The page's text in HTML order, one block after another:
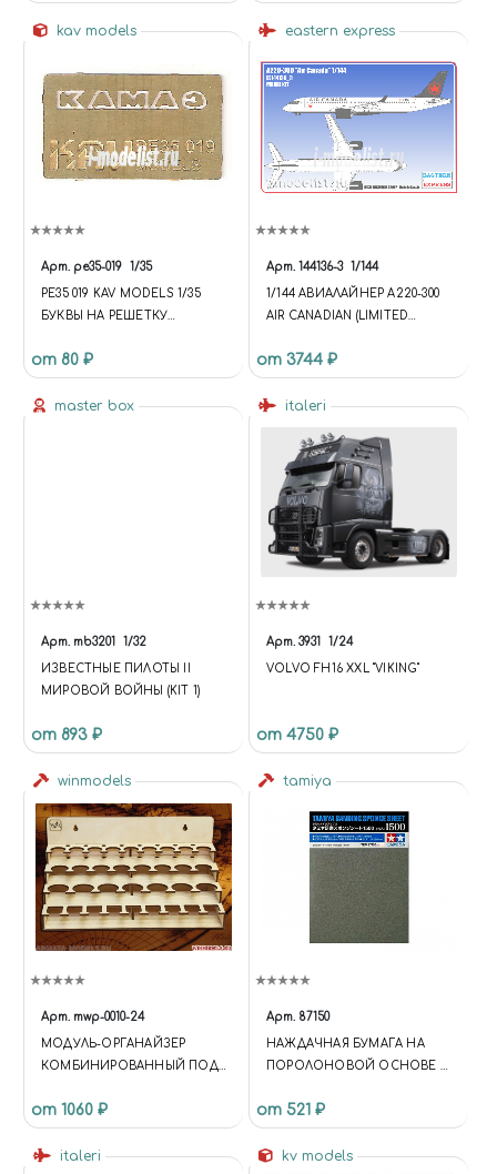
kav models
Арт. pe35-019 1/35
PE35 019 KAV MODELS 1/35
БУКВЫ НА РЕШЕТКУ
от 80 ₽
eastern express
Арт. 144136-3 1/144
1/144 АВИАЛАЙНЕР А220-300
AIR CANADIAN (LIMITED
от 3744 ₽
master box
Арт. mb3201 1/32
ИЗВЕСТНЫЕ ПИЛОТЫ II
МИРОВОЙ ВОЙНЫ (KIT 1)
от 893 ₽
italeri
Арт. 3931 1/24
VOLVO FH16 XXL "VIKING"
от 4750 ₽
winmodels
Арт. mwp-0010-24
МОДУЛЬ-ОРГАНАЙЗЕР
КОМБИНИРОВАННЫЙ ПОД
TAMIYA ЭМАЛЬ
от 1060 ₽
tamiya
Арт. 87150
НАЖДАЧНАЯ БУМАГА НА
ПОРОЛОНОВОЙ ОСНОВЕ С
от 521 ₽
italeri kv models